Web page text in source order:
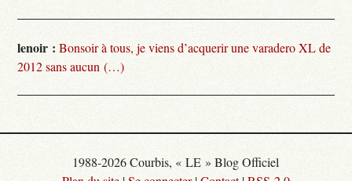
lenoir : Bonsoir à tous, je viens d’acquerir une varadero XL de
2012 sans aucun (…)
1988-2026 Courbis, « LE » Blog Officiel